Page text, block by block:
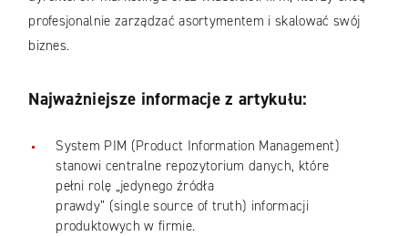
profesjonalnie zarządzać asortymentem i skalować swój
biznes.
Najważniejsze informacje z artykułu:
System PIM (Product Information Management)
stanowi centralne repozytorium danych, które
pełni rolę „jedynego źródła
prawdy” (single source of truth) informacji
produktowych w firmie.